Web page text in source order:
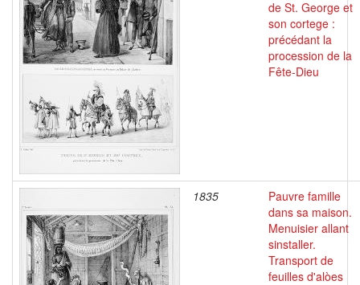
de St. George et
son cortege :
précédant la
procession de la
Fête-Dieu
1835
Pauvre famille
dans sa maison.
Menuisier allant
sinstaller.
Transport de
feuilles d'alòes